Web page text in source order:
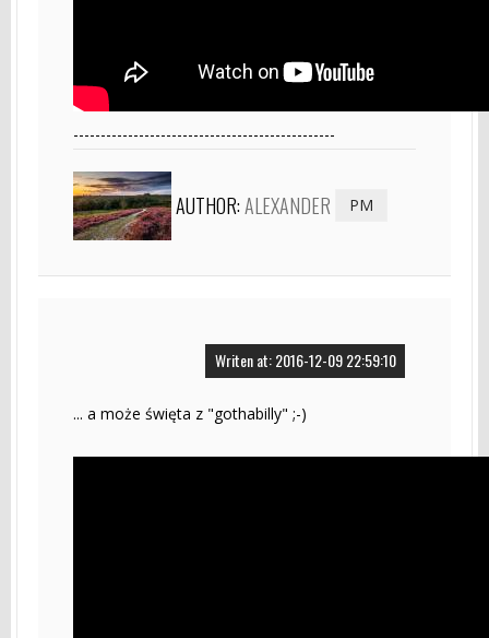
------------------------------------------------
AUTHOR:ALEXANDER PM
Writen at: 2016-12-09 22:59:10
... a może święta z "gothabilly" ;-)